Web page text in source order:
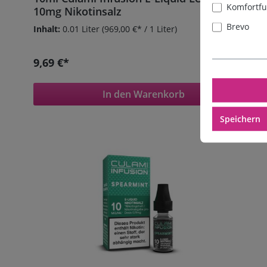
10mg Nikotinsalz
Inhalt: 0.01 Liter (969,00 €* / 1 Liter)
9,69 €*
In den Warenkorb
Brevo
Speichern